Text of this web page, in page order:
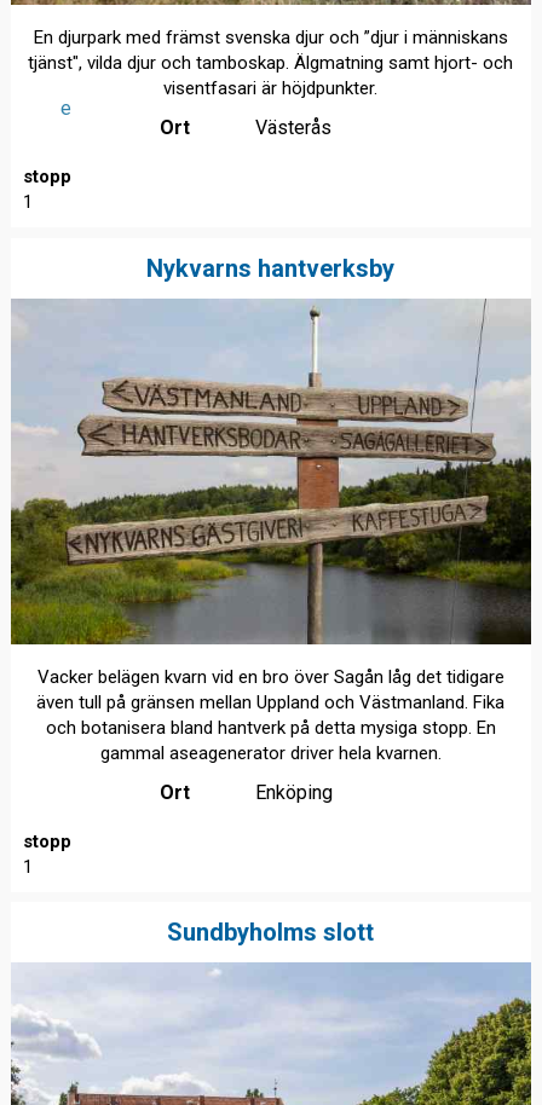
e
En djurpark med främst svenska djur och ”djur i människans
tjänst", vilda djur och tamboskap. Älgmatning samt hjort- och
visentfasari är höjdpunkter.
Ort Västerås
stopp
1
Nykvarns hantverksby
Vacker belägen kvarn vid en bro över Sagån låg det tidigare
även tull på gränsen mellan Uppland och Västmanland. Fika
och botanisera bland hantverk på detta mysiga stopp. En
gammal aseagenerator driver hela kvarnen.
Ort Enköping
stopp
1
Sundbyholms slott